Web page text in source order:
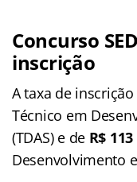
Concurso
inscrição
A taxa de
Técnico em
(TDAS) e de R$ 113
Desenvolvimento